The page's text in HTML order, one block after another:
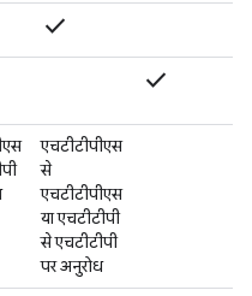
check
check
एचटीटीपीएस
से
एचटीटीपीएस
या एचटीटीपी
से एचटीटीपी
पर अनुरोध